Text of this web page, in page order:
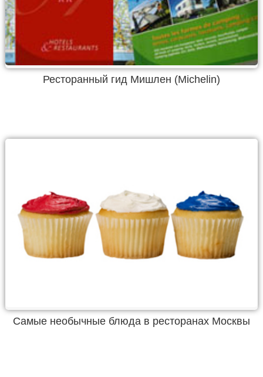
Ресторанный гид Мишлен (Michelin)
Самые необычные блюда в ресторанах Москвы